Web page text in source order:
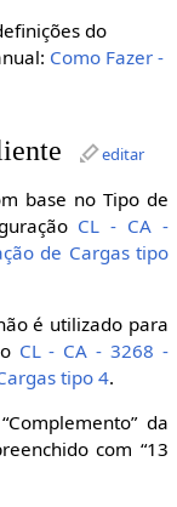
do
Como Fazer -
editar
base no Tipo de
CL - CA -
de Cargas tipo
é utilizado para
CL - CA - 3268 -
tipo 4.
da
com “13